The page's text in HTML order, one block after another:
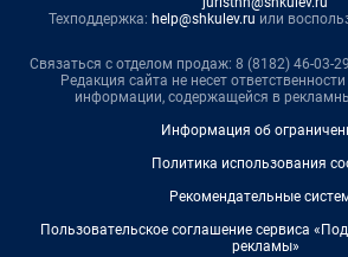
Техподдержка: help@shkulev.ru или
Связаться с отделом продаж: 8 (8182) 46-03-
Редакция сайта не несет
информации, содержащейся в
Информация об
Политика использования
Рекомендательные
Пользовательское соглашение сервиса
рекламы»